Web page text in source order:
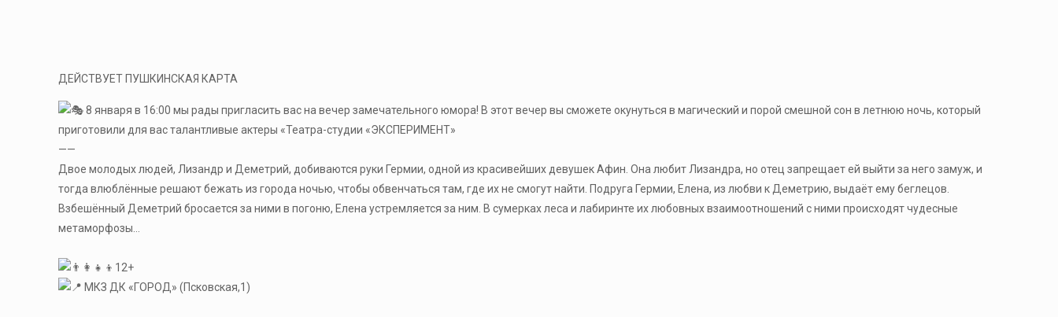
ДЕЙСТВУЕТ ПУШКИНСКАЯ КАРТА
8 января в 16:00 мы рады пригласить вас на вечер замечательного юмора! В этот вечер вы сможете окунуться в магический и порой смешной сон в летнюю ночь, который
приготовили для вас талантливые актеры «Театра-студии «ЭКСПЕРИМЕНТ»
——
Двое молодых людей, Лизандр и Деметрий, добиваются руки Гермии, одной из красивейших девушек Афин. Она любит Лизандра, но отец запрещает ей выйти за него замуж, и
тогда влюблённые решают бежать из города ночью, чтобы обвенчаться там, где их не смогут найти. Подруга Гермии, Елена, из любви к Деметрию, выдаёт ему беглецов.
Взбешённый Деметрий бросается за ними в погоню, Елена устремляется за ним. В сумерках леса и лабиринте их любовных взаимоотношений с ними происходят чудесные
метаморфозы…
12+
МКЗ ДК «ГОРОД» (Псковская,1)